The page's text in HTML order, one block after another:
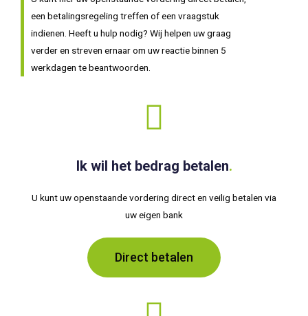
een betalingsregeling treffen of een vraagstuk
indienen. Heeft u hulp nodig? Wij helpen uw graag
verder en streven ernaar om uw reactie binnen 5
werkdagen te beantwoorden.
Ik wil het bedrag betalen.
U kunt uw openstaande vordering direct en veilig betalen via
uw eigen bank
Direct betalen